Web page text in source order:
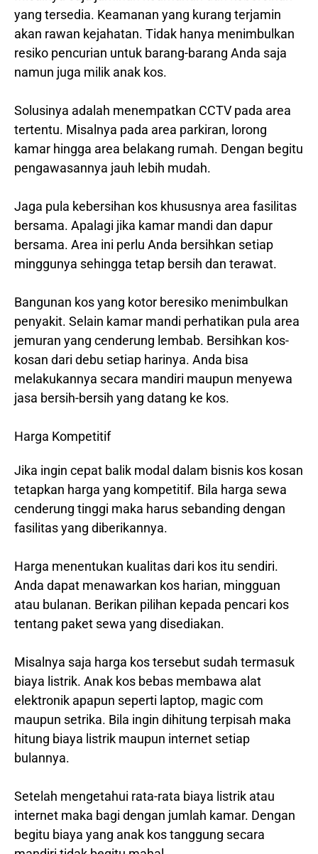
yang tersedia. Keamanan yang kurang terjamin
akan rawan kejahatan. Tidak hanya menimbulkan
resiko pencurian untuk barang-barang Anda saja
namun juga milik anak kos.
Solusinya adalah menempatkan CCTV pada area
tertentu. Misalnya pada area parkiran, lorong
kamar hingga area belakang rumah. Dengan begitu
pengawasannya jauh lebih mudah.
Jaga pula kebersihan kos khususnya area fasilitas
bersama. Apalagi jika kamar mandi dan dapur
bersama. Area ini perlu Anda bersihkan setiap
minggunya sehingga tetap bersih dan terawat.
Bangunan kos yang kotor beresiko menimbulkan
penyakit. Selain kamar mandi perhatikan pula area
jemuran yang cenderung lembab. Bersihkan kos-
kosan dari debu setiap harinya. Anda bisa
melakukannya secara mandiri maupun menyewa
jasa bersih-bersih yang datang ke kos.
Harga Kompetitif
Jika ingin cepat balik modal dalam bisnis kos kosan
tetapkan harga yang kompetitif. Bila harga sewa
cenderung tinggi maka harus sebanding dengan
fasilitas yang diberikannya.
Harga menentukan kualitas dari kos itu sendiri.
Anda dapat menawarkan kos harian, mingguan
atau bulanan. Berikan pilihan kepada pencari kos
tentang paket sewa yang disediakan.
Misalnya saja harga kos tersebut sudah termasuk
biaya listrik. Anak kos bebas membawa alat
elektronik apapun seperti laptop, magic com
maupun setrika. Bila ingin dihitung terpisah maka
hitung biaya listrik maupun internet setiap
bulannya.
Setelah mengetahui rata-rata biaya listrik atau
internet maka bagi dengan jumlah kamar. Dengan
begitu biaya yang anak kos tanggung secara